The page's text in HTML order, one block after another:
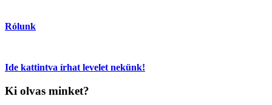
Rólunk
Ide kattintva írhat levelet nekünk!
Ki olvas minket?